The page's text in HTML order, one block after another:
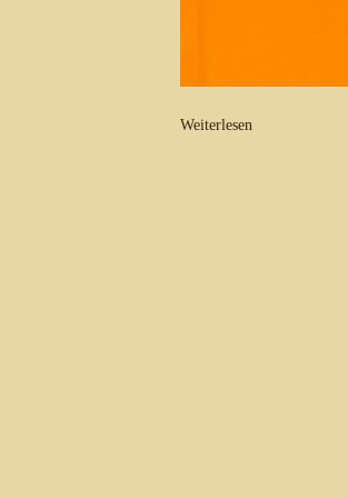
Weiterlesen